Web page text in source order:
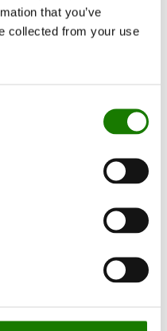
that you’ve
collected from your use